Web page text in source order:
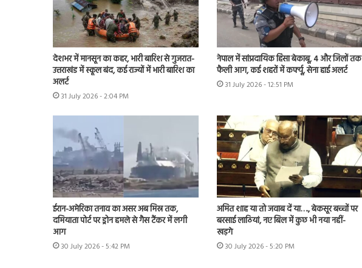
देशभर में मानसून का कहर, भारी बारिश से गुजरात-
उत्तराखंड में स्कूल बंद, कई राज्यों में भारी बारिश का
अलर्ट
31 July 2026 - 2:04 PM
नेपाल में सांप्रदायिक हिंसा बेकाबू, 4 और जिलों तक
फैली आग, कई शहरों में कर्फ्यू, सेना हाई अलर्ट
31 July 2026 - 12:51 PM
ईरान-अमेरिका तनाव का असर अब मिस्र तक,
दमियाता पोर्ट पर ड्रोन हमले से गैस टैंकर में लगी
आग
30 July 2026 - 5:42 PM
अमित शाह या तो जवाब दें या…., बेकसूर बच्चों पर
बरसाई लाठियां, नए बिल में कुछ भी नया नहीं-
खड़गे
30 July 2026 - 5:20 PM